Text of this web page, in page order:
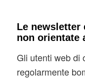
Le newsletter
non orientate
Gli utenti web di
regolarmente